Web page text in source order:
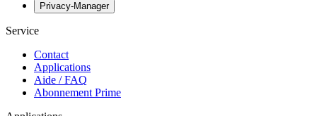
Privacy-Manager
Service
Contact
Applications
Aide / FAQ
Abonnement Prime